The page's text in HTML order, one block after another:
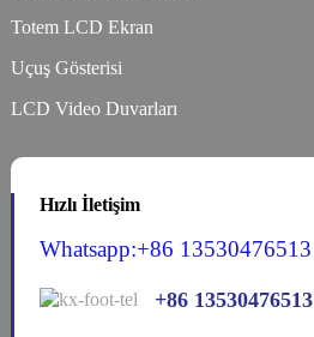
Totem LCD Ekran
Uçuş Gösterisi
LCD Video Duvarları
Hızlı İletişim
Whatsapp:+86 13530476513
+86 13530476513